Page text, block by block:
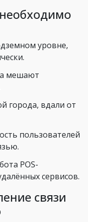
уровне,
мешают
города, вдали от
пользователей
POS-
сервисов.
связи